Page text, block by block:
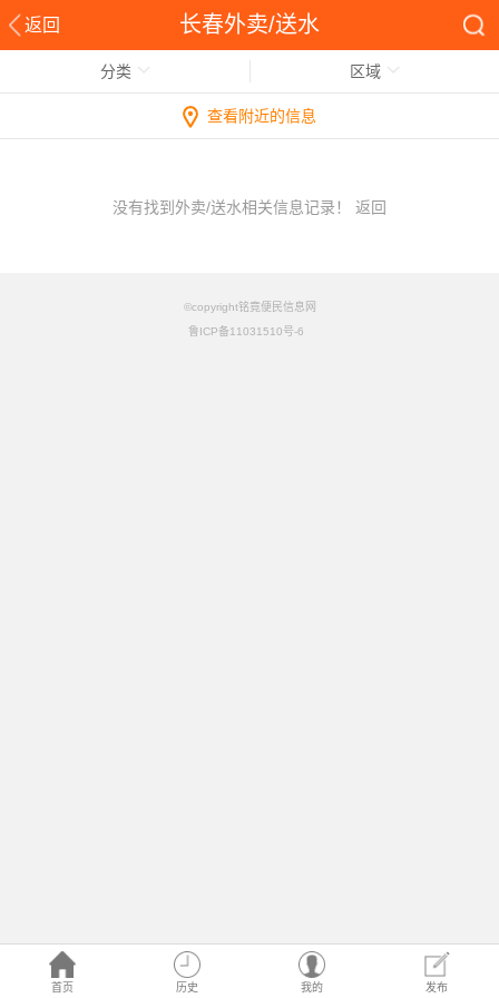
返回 长春外卖/送水
首页 历史 我的 发布
分类 区域
查看附近的信息
没有找到外卖/送水相关信息记录！ 返回
©copyright铭竟便民信息网
鲁ICP备11031510号-6